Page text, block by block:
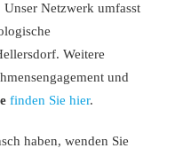
Unser Netzwerk umfasst
Weitere
und
finden Sie hier.
haben, wenden Sie